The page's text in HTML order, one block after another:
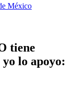
México
tiene
lo apoyo: